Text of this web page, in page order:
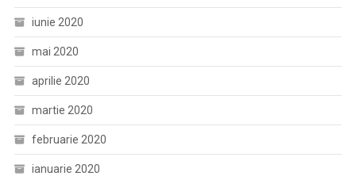
iunie 2020
mai 2020
aprilie 2020
martie 2020
februarie 2020
ianuarie 2020